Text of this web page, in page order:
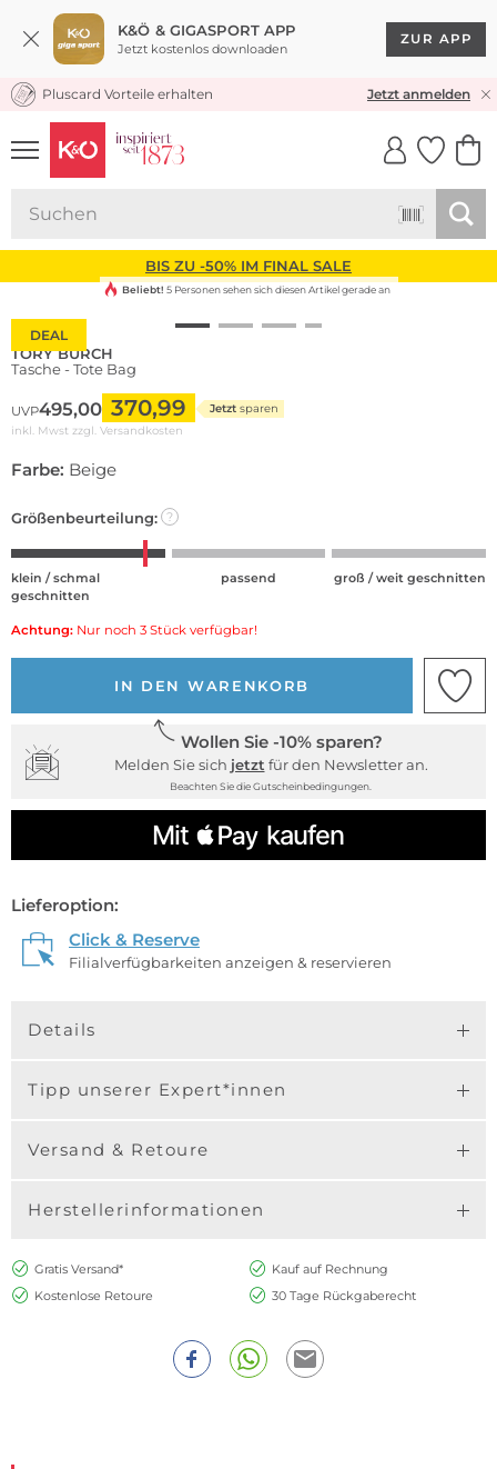
K&Ö & GIGASPORT APP
Jetzt kostenlos downloaden
ZUR APP
KOSTENLOSER VERSAND* & RÜCKVERSAND
Pluscard Vorteile erhalten Jetzt anmelden
UNSERE APP
CLICK &
BIS ZU -50% IM FINAL SALE
DEAL
Beliebt! 5 Personen sehen sich diesen Artikel gerade an
TORY BURCH
Tasche - Tote Bag
UVP495,00 370,99 Jetzt sparen
inkl. Mwst zzgl. Versandkosten
Farbe: Beige
Größenbeurteilung: ?
klein / schmal
geschnitten
passend groß / weit geschnitten
Achtung: Nur noch 3 Stück verfügbar!
IN DEN WARENKORB
Wollen Sie -10% sparen?
Melden Sie sich jetzt für den Newsletter an.
Beachten Sie die Gutscheinbedingungen.
Lieferoption:
Click & Reserve
Filialverfügbarkeiten anzeigen & reservieren
Details
Tipp unserer Expert*innen
Versand & Retoure
Herstellerinformationen
Gratis Versand*
Kauf auf Rechnung
Kostenlose Retoure
30 Tage Rückgaberecht